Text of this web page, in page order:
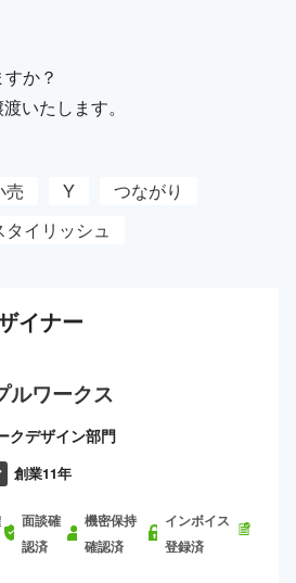
か？
いたします。
売 Y
つながり
タイリッシュ
イナー
ルワークス
クデザイン部門
創業11年
面談確
認済
機密保持
確認済
インボイス
登録済